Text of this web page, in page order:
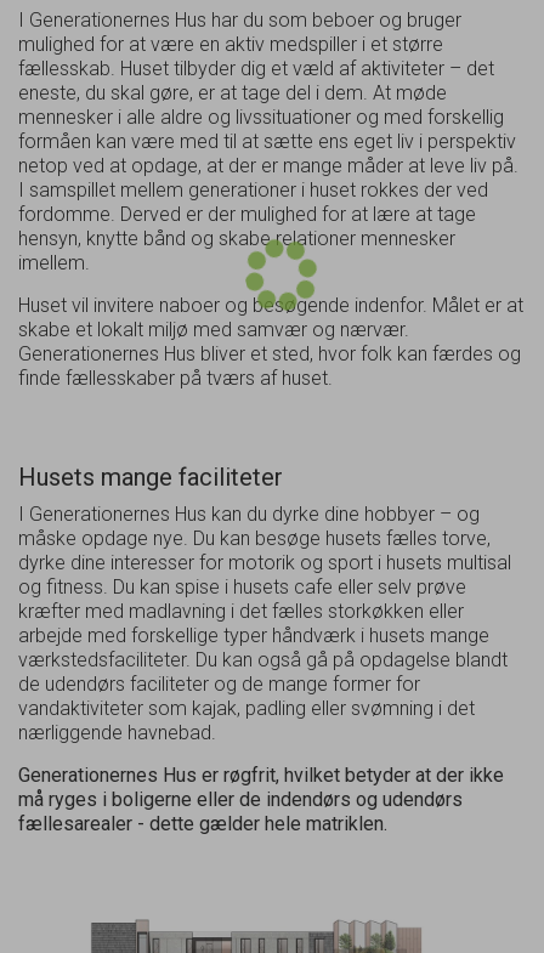
I Generationernes Hus har du som beboer og bruger
mulighed for at være en aktiv medspiller i et større
fællesskab. Huset tilbyder dig et væld af aktiviteter – det
eneste, du skal gøre, er at tage del i dem. At møde
mennesker i alle aldre og livssituationer og med forskellig
formåen kan være med til at sætte ens eget liv i perspektiv
netop ved at opdage, at der er mange måder at leve liv på.
I samspillet mellem generationer i huset rokkes der ved
fordomme. Derved er der mulighed for at lære at tage
hensyn, knytte bånd og skabe relationer mennesker
imellem.
Huset vil invitere naboer og besøgende indenfor. Målet er at
skabe et lokalt miljø med samvær og nærvær.
Generationernes Hus bliver et sted, hvor folk kan færdes og
finde fællesskaber på tværs af huset.
Husets mange faciliteter
I Generationernes Hus kan du dyrke dine hobbyer – og
måske opdage nye. Du kan besøge husets fælles torve,
dyrke dine interesser for motorik og sport i husets multisal
og fitness. Du kan spise i husets cafe eller selv prøve
kræfter med madlavning i det fælles storkøkken eller
arbejde med forskellige typer håndværk i husets mange
værkstedsfaciliteter. Du kan også gå på opdagelse blandt
de udendørs faciliteter og de mange former for
vandaktiviteter som kajak, padling eller svømning i det
nærliggende havnebad.
Generationernes Hus er røgfrit, hvilket betyder at der ikke
må ryges i boligerne eller de indendørs og udendørs
fællesarealer - dette gælder hele matriklen.